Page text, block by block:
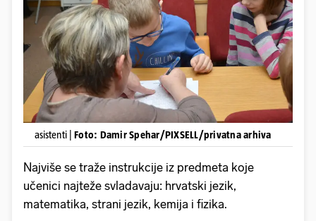
asistenti | Foto: Damir Spehar/PIXSELL/privatna arhiva
Najviše se traže instrukcije iz predmeta koje
učenici najteže svladavaju: hrvatski jezik,
matematika, strani jezik, kemija i fizika.